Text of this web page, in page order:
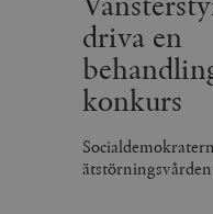
driva en
konkurs